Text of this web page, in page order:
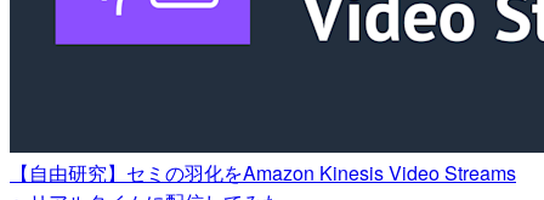
【自由研究】セミの羽化をAmazon Kinesis Video Streams